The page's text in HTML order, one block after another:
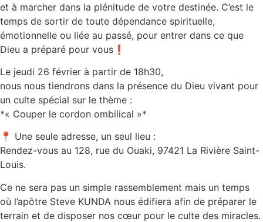
et à marcher dans la plénitude de votre destinée. C’est le
temps de sortir de toute dépendance spirituelle,
émotionnelle ou liée au passé, pour entrer dans ce que
Dieu a préparé pour vous❗️
Le jeudi 26 février à partir de 18h30,
nous nous tiendrons dans la présence du Dieu vivant pour
un culte spécial sur le thème :
*« Couper le cordon ombilical »*
📍 Une seule adresse, un seul lieu :
Rendez-vous au 128, rue du Ouaki, 97421 La Rivière Saint-
Louis.
Ce ne sera pas un simple rassemblement mais un temps
où l’apôtre Steve KUNDA nous édifiera afin de préparer le
terrain et de disposer nos cœur pour le culte des miracles.